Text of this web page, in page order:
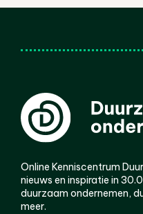
Online Kenniscentrum
nieuws en inspiratie in
duurzaam ondernemen,
meer.